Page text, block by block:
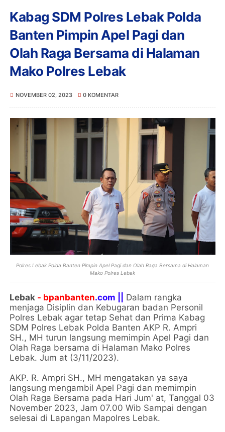
Kabag SDM Polres Lebak Polda
Banten Pimpin Apel Pagi dan
Olah Raga Bersama di Halaman
Mako Polres Lebak
NOVEMBER 02, 2023 0 KOMENTAR
Polres Lebak Polda Banten Pimpin Apel Pagi dan Olah Raga Bersama di Halaman
Mako Polres Lebak
Lebak - bpanbanten.com ||
Dalam rangka
menjaga Disiplin dan Kebugaran badan Personil
Polres Lebak agar tetap Sehat dan Prima Kabag
SDM Polres Lebak Polda Banten AKP R. Ampri
SH., MH turun langsung memimpin Apel Pagi dan
Olah Raga bersama di Halaman Mako Polres
Lebak. Jum at (3/11/2023).
AKP. R. Ampri SH., MH mengatakan ya saya
langsung mengambil Apel Pagi dan memimpin
Olah Raga Bersama pada Hari Jum' at, Tanggal 03
November 2023, Jam 07.00 Wib Sampai dengan
selesai di Lapangan Mapolres Lebak.